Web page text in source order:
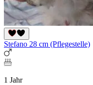
Stefano 28 cm (Pflegestelle)
1 Jahr